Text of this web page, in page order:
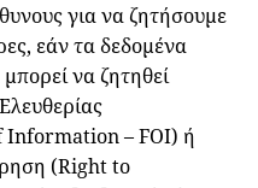
για να ζητήσουμε
εάν τα δεδομένα
να ζητηθεί
– FOI) ή
(Right to